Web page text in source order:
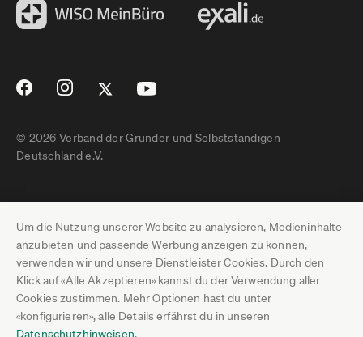
Um die Nutzung unserer Website zu analysieren, Medieninhalte
anzubieten und passende Werbung anzeigen zu können,
verwenden wir und unsere Dienstleister Cookies. Durch den
Klick auf «Alle Akzeptieren» kannst du der Verwendung aller
Cookies zustimmen. Mehr Optionen hast du unter
«konfigurieren», alle Details erfährst du in unseren
Datenschutzhinweisen.
© 2026 Verband der Gründer und Selbstständigen
Deutschland e.V.
Impressum
Datenschutz
Pressebereich